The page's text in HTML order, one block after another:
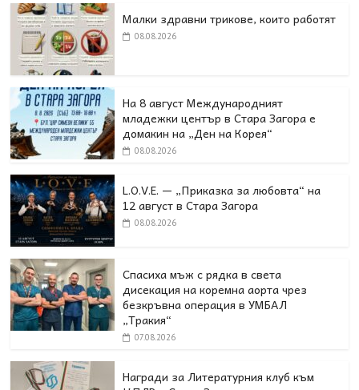
Малки здравни трикове, които работят
08.08.2026
На 8 август Международният
младежки център в Стара Загора е
домакин на „Ден на Корея“
08.08.2026
L.O.V.E. — „Приказка за любовта“ на
12 август в Стара Загора
08.08.2026
Спасиха мъж с рядка в света
дисекация на коремна аорта чрез
безкръвна операция в УМБАЛ
„Тракия“
07.08.2026
Награди за Литературния клуб към